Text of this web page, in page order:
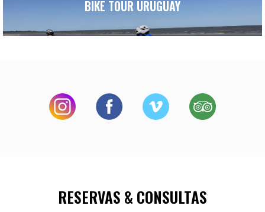
BIKE TOUR URUGUAY
RESERVAS & CONSULTAS